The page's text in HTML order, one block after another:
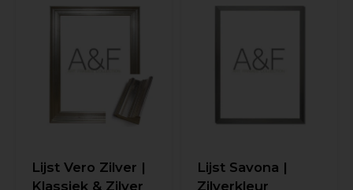
Lijst Vero Zilver |
Klassiek & Zilver
Lijst Savona |
Zilverkleur